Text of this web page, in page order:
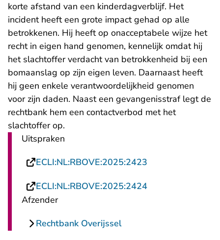
korte afstand van een kinderdagverblijf. Het
incident heeft een grote impact gehad op alle
betrokkenen. Hij heeft op onacceptabele wijze het
recht in eigen hand genomen, kennelijk omdat hij
het slachtoffer verdacht van betrokkenheid bij een
bomaanslag op zijn eigen leven. Daarnaast heeft
hij geen enkele verantwoordelijkheid genomen
voor zijn daden. Naast een gevangenisstraf legt de
rechtbank hem een contactverbod met het
slachtoffer op.
Uitspraken
ECLI:NL:RBOVE:2025:2423
ECLI:NL:RBOVE:2025:2424- U verlaat
Afzender
Rechtbank Overijssel